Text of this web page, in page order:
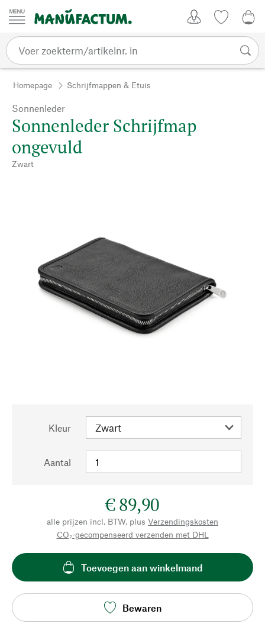
Passer au contenu
Homepage Schrijfmappen & Etuis
Sonnenleder
Sonnenleder Schrijfmap
ongevuld
Zwart
Kleur
Aantal
€ 89,90
alle prijzen incl. BTW, plus Verzendingskosten
CO₂-gecompenseerd verzenden met DHL
Toevoegen aan winkelmand
Bewaren